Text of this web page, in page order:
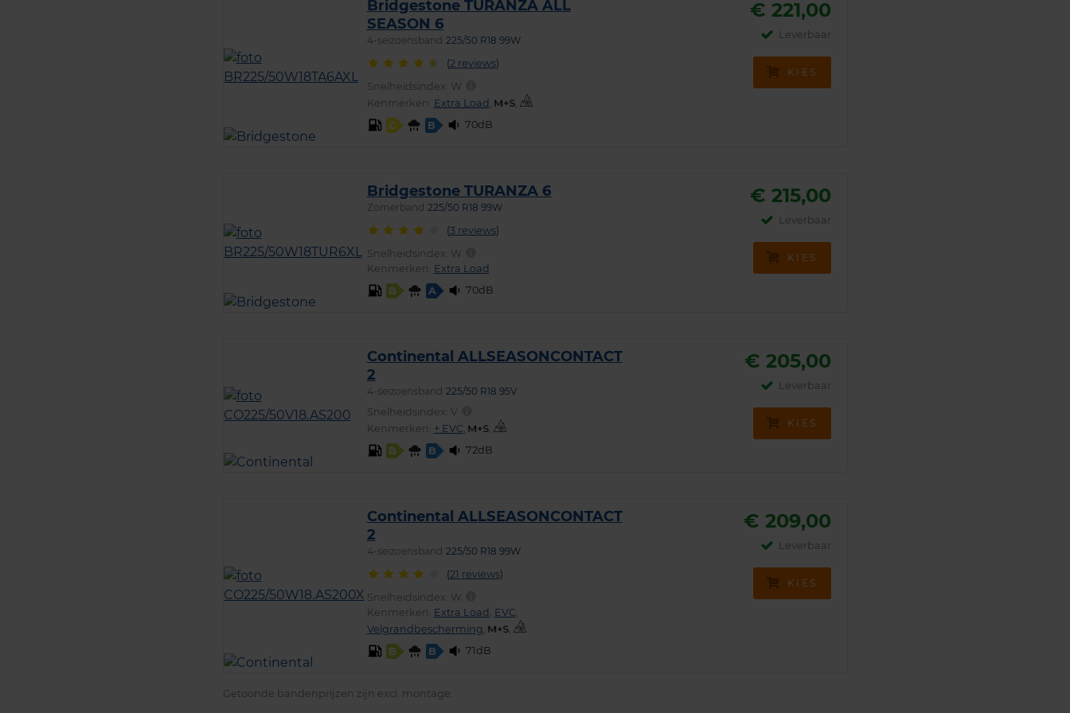
Bridgestone TURANZA ALL
SEASON 6
4-seizoensband 225/50 R18 99W
(2 reviews)
Snelheidsindex: W
Kenmerken: Extra Load ,
,
C
B 70dB
€ 221,00
Leverbaar
KIES
Bridgestone TURANZA 6
Zomerband 225/50 R18 99W
(3 reviews)
Snelheidsindex: W
Kenmerken: Extra Load
B
A 70dB
€ 215,00
Leverbaar
KIES
Continental ALLSEASONCONTACT
2
4-seizoensband 225/50 R18 95V
Snelheidsindex: V
Kenmerken: + EVC,
,
B
B 72dB
€ 205,00
Leverbaar
KIES
Continental ALLSEASONCONTACT
2
4-seizoensband 225/50 R18 99W
(21 reviews)
Snelheidsindex: W
Kenmerken: Extra Load , EVC,
Velgrandbescherming,
,
B
B 71dB
€ 209,00
Leverbaar
KIES
Getoonde bandenprijzen zijn excl. montage.